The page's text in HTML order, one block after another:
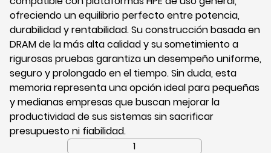
ofreciendo un equilibrio perfecto entre potencia,
durabilidad y rentabilidad. Su construcción basada en
DRAM de la más alta calidad y su sometimiento a
rigurosas pruebas garantiza un desempeño uniforme,
seguro y prolongado en el tiempo. Sin duda, esta
memoria representa una opción ideal para pequeñas
y medianas empresas que buscan mejorar la
productividad de sus sistemas sin sacrificar
presupuesto ni fiabilidad.
Memoria